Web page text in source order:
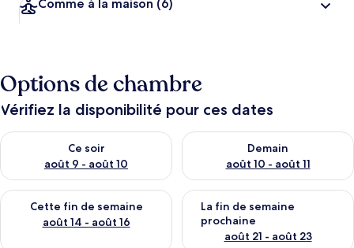
Comme à la maison (6)
Options de chambre
Vérifiez la disponibilité pour ces dates
Ce soir
août 9 - août 10
Vérifier la disponibilité pour ce soir août 9 - août 10
Demain
août 10 - août 11
Vérifier la disponibilité pour
Cette fin de semaine
août 14 - août 16
Vérifier la disponibilité pour cette fin de semaine août 14 -
La fin de semaine
prochaine
août 21 - août 23
Vérifier la disponibilité pour